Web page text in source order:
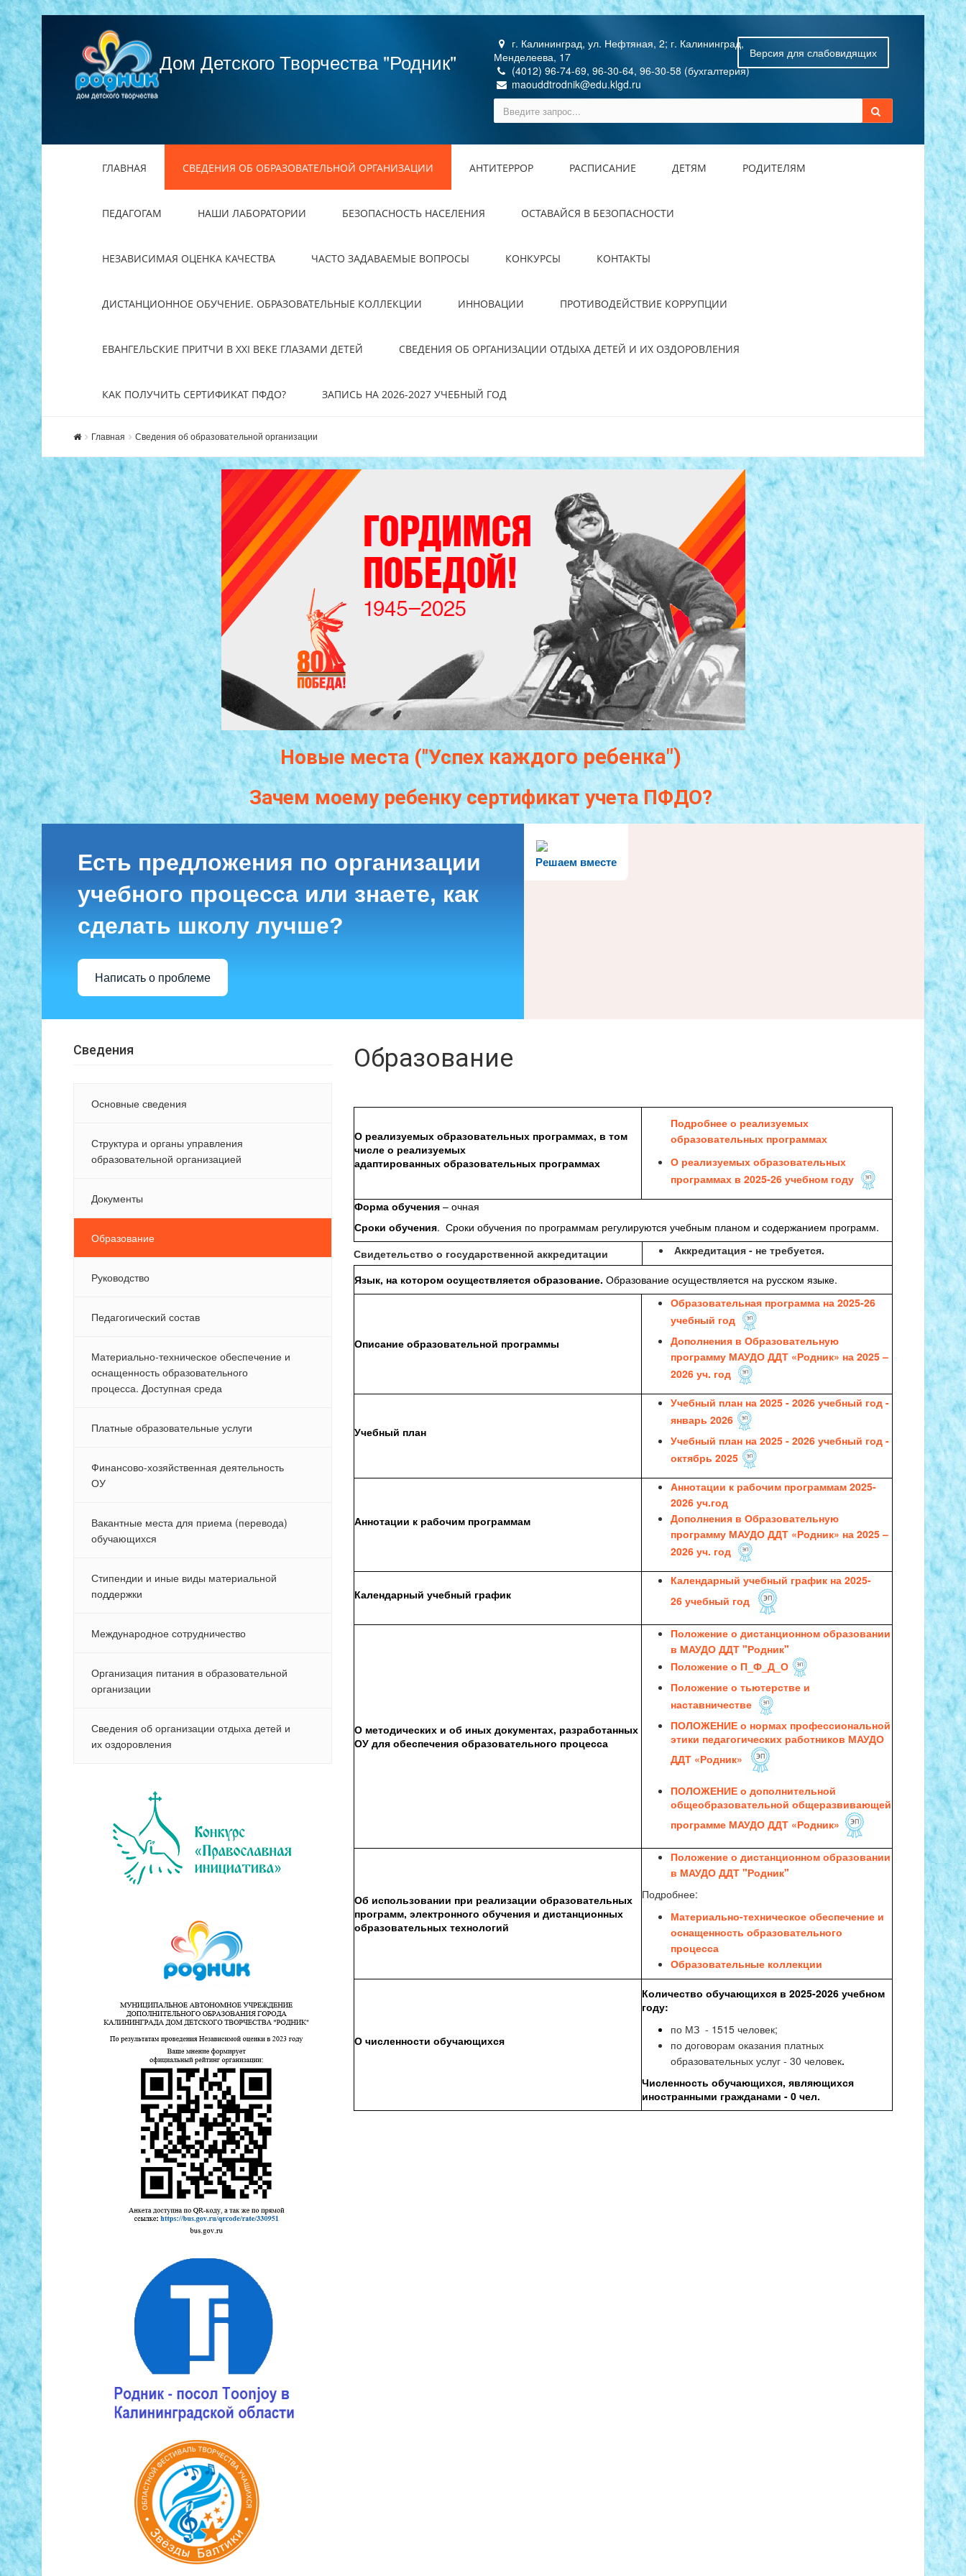
Дом Детского Творчества "Родник"
г. Калининград, ул. Нефтяная, 2; г. Калининград,
Менделеева, 17
(4012) 96-74-69, 96-30-64, 96-30-58 (бухгалтерия)
maouddtrodnik@edu.klgd.ru
Версия для слабовидящих
ГЛАВНАЯ СВЕДЕНИЯ ОБ ОБРАЗОВАТЕЛЬНОЙ ОРГАНИЗАЦИИ АНТИТЕРРОР РАСПИСАНИЕ ДЕТЯМ РОДИТЕЛЯМ
ПЕДАГОГАМ НАШИ ЛАБОРАТОРИИ БЕЗОПАСНОСТЬ НАСЕЛЕНИЯ ОСТАВАЙСЯ В БЕЗОПАСНОСТИ
НЕЗАВИСИМАЯ ОЦЕНКА КАЧЕСТВА ЧАСТО ЗАДАВАЕМЫЕ ВОПРОСЫ КОНКУРСЫ КОНТАКТЫ
ДИСТАНЦИОННОЕ ОБУЧЕНИЕ. ОБРАЗОВАТЕЛЬНЫЕ КОЛЛЕКЦИИ ИННОВАЦИИ ПРОТИВОДЕЙСТВИЕ КОРРУПЦИИ
ЕВАНГЕЛЬСКИЕ ПРИТЧИ В XXI ВЕКЕ ГЛАЗАМИ ДЕТЕЙ СВЕДЕНИЯ ОБ ОРГАНИЗАЦИИ ОТДЫХА ДЕТЕЙ И ИХ ОЗДОРОВЛЕНИЯ
КАК ПОЛУЧИТЬ СЕРТИФИКАТ ПФДО? ЗАПИСЬ НА 2026-2027 УЧЕБНЫЙ ГОД
Главная Сведения об образовательной организации
Новые места ("Успехкаждогоребенка")
Зачем моему ребенку сертификат учета ПФДО?
Решаем вместе
Есть предложения по организации
учебного процесса или знаете, как
сделать школу лучше?
Написать о проблеме
Сведения
Основные сведения
Структура и органы управления
образовательной организацией
Документы
Образование
Руководство
Педагогический состав
Материально-техническое обеспечение и
оснащенность образовательного
процесса. Доступная среда
Платные образовательные услуги
Финансово-хозяйственная деятельность
ОУ
Вакантные места для приема (перевода)
обучающихся
Стипендии и иные виды материальной
поддержки
Международное сотрудничество
Организация питания в образовательной
организации
Сведения об организации отдыха детей и
их оздоровления
Образование
О реализуемых образовательных программах, в том
числе о реализуемых
адаптированных образовательных программах
Подробнее о реализуемых
образовательных программах
О реализуемых образовательных
программах в 2025-26 учебном году
Форма обучения – очная
Сроки обучения. Сроки обучения по программам регулируются учебным планом и содержанием программ.
Свидетельство о государственной аккредитации
Аккредитация - не требуется.
Язык, на котором осуществляется образование. Образование осуществляется на русском языке.
Описание образовательной программы
Образовательная программа на 2025-26
учебный год
Дополнения в Образовательную
программу МАУДО ДДТ «Родник» на 2025 –
2026 уч. год
Учебный план
Учебный план на 2025 - 2026 учебный год -
январь 2026
Учебный план на 2025 - 2026 учебный год -
октябрь 2025
Аннотации к рабочим программам
Аннотации к рабочим программам 2025-
2026 уч.год
Дополнения в Образовательную
программу МАУДО ДДТ «Родник» на 2025 –
2026 уч. год
Календарный учебный график
Календарный учебный график на 2025-
26 учебный год
О методических и об иных документах, разработанных
ОУ для обеспечения образовательного процесса
Положение о дистанционном образовании
в МАУДО ДДТ "Родник"
Положение о П_Ф_Д_О
Положение о тьютерстве и
наставничестве
ПОЛОЖЕНИЕ о нормах профессиональной
этики педагогических работников МАУДО
ДДТ «Родник»
ПОЛОЖЕНИЕ о дополнительной
общеобразовательной общеразвивающей
программе МАУДО ДДТ «Родник»
Об использовании при реализации образовательных
программ, электронного обучения и дистанционных
образовательных технологий
Положение о дистанционном образовании
в МАУДО ДДТ "Родник"
Подробнее:
Материально-техническое обеспечение и
оснащенность образовательного
процесса
Образовательные коллекции
О численности обучающихся
Количество обучающихся в 2025-2026 учебном
году:
по МЗ - 1515 человек;
по договорам оказания платных
образовательных услуг - 30 человек.
Численность обучающихся, являющихся
иностранными гражданами - 0 чел.